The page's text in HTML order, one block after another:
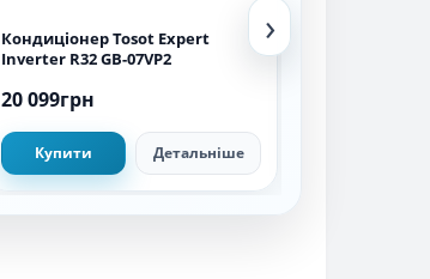
Кондиціонер Tosot Expert
Inverter R32 GB-07VP2
20 099грн
Купити Детальніше
›